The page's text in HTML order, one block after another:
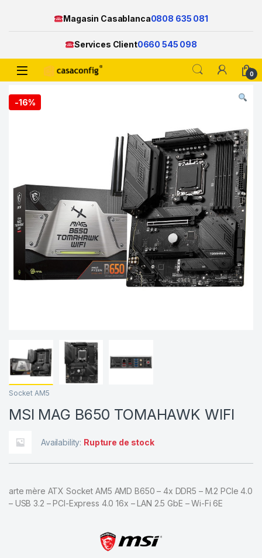
Magasin Casablanca0808 635 081
Services Client0660 545 098
Open 0
-16%
Socket AM5
MSI MAG B650 TOMAHAWK WIFI
Availability: Rupture de stock
arte mère ATX Socket AM5 AMD B650 – 4x DDR5 – M.2 PCIe 4.0
– USB 3.2 – PCI-Express 4.0 16x – LAN 2.5 GbE – Wi-Fi 6E